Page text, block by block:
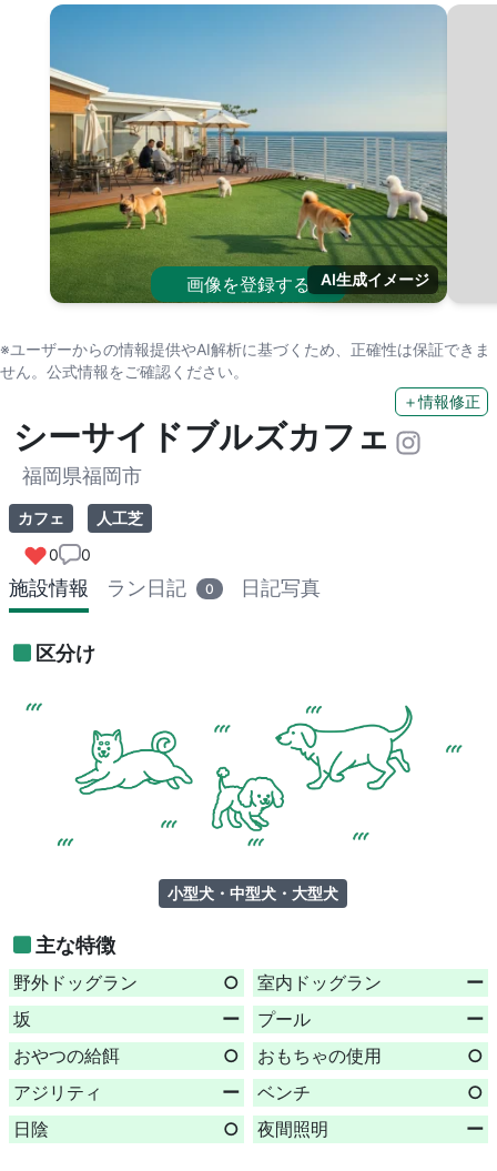
画像を登録する AI生成イメージ
※ユーザーからの情報提供やAI解析に基づくため、正確性は保証できま
せん。公式情報をご確認ください。
＋情報修正
シーサイドブルズカフェ
福岡県福岡市
カフェ
人工芝
0
0
施設情報 ラン日記 0 日記写真
区分け
小型犬・中型犬・大型犬
主な特徴
野外ドッグラン ○ 室内ドッグラン
ー
坂
ー プール
ー
おやつの給餌
○ おもちゃの使用
○
アジリティ
ー ベンチ
○
日陰
○ 夜間照明 ー